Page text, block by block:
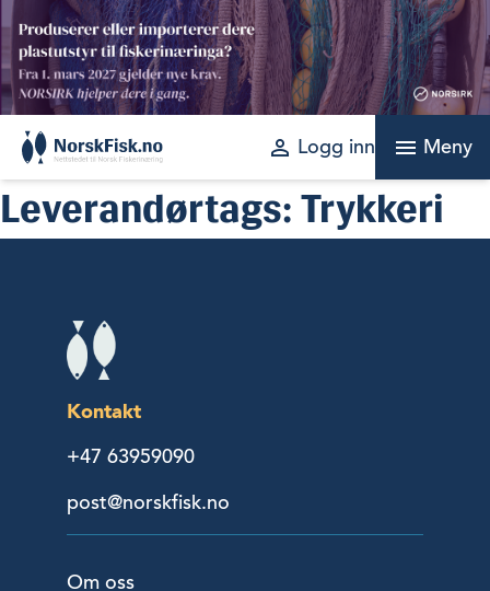
Skip
content
perm_identity Logg inn menu Meny
Leverandørtags: Trykkeri
Kontakt
+47 63959090
post@norskfisk.no
Om oss